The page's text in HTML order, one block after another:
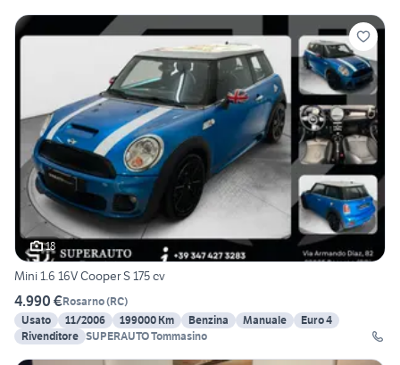
18
Mini 1.6 16V Cooper S 175 cv
4.990 €Rosarno(RC)
Usato
11/2006 199000 Km Benzina Manuale
Euro 4
Rivenditore SUPERAUTO Tommasino